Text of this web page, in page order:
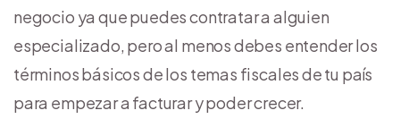
negocio ya que puedes contratar a alguien
especializado, pero al menos debes entender los
términos básicos de los temas fiscales de tu país
para empezar a facturar y poder crecer.